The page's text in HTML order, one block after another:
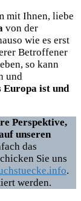
mit Ihnen, liebe
von der
wie es erst
Betroffener
so kann
und
Europa ist und
Perspektive,
unseren
das
Sie uns
.
werden.